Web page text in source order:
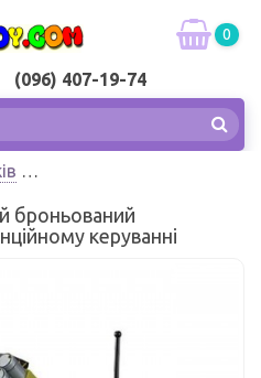
(096) 407-19-74
0
керуванні Wise Block
броньований
керуванні